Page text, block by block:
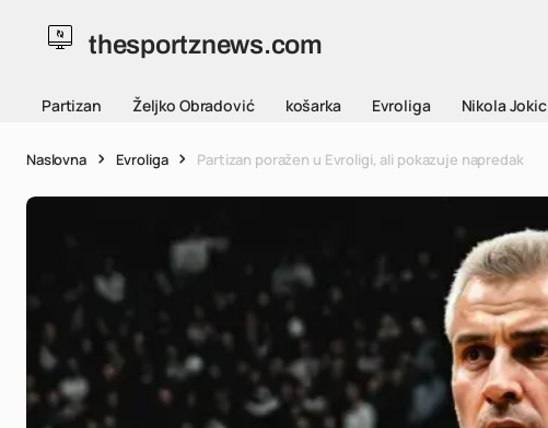
thesportznews.com
Partizan Željko Obradović košarka Evroliga Nikola Jokic
Naslovna Evroliga Partizan poražen u Evroligi, ali pokazuje napredak